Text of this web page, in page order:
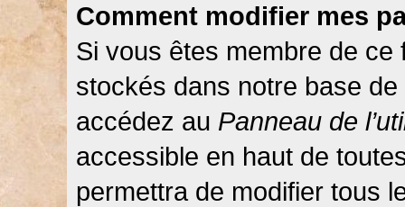
Comment modifier mes
Si vous êtes membre de
stockés dans notre base
accédez au Panneau de
accessible en haut de
permettra de modifier tous